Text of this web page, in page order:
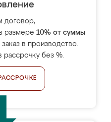
договор,
размере 10% от суммы
в производство.
рассрочку без %.